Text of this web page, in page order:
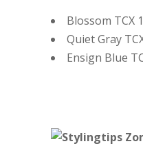
Blossom TCX
Quiet Gray
Ensign Blue